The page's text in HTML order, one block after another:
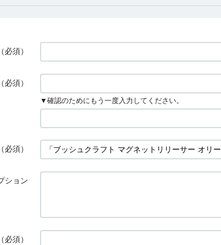
（必須）
（必須）
▼確認のためにもう一度入力してください。
（必須）
ション
（必須）